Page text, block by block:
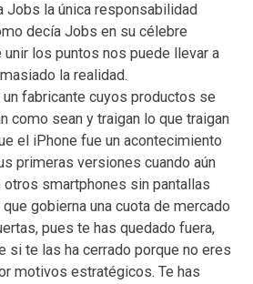
Jobs la única responsabilidad
decía Jobs en su célebre
unir los puntos nos puede llevar a
la realidad.
fabricante cuyos productos se
como sean y traigan lo que traigan
el iPhone fue un acontecimiento
primeras versiones cuando aún
otros smartphones sin pantallas
gobierna una cuota de mercado
pues te has quedado fuera,
si te las ha cerrado porque no eres
motivos estratégicos. Te has